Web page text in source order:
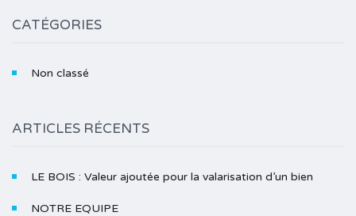
CATÉGORIES
Non classé
ARTICLES RÉCENTS
LE BOIS : Valeur ajoutée pour la valarisation d’un bien
NOTRE EQUIPE